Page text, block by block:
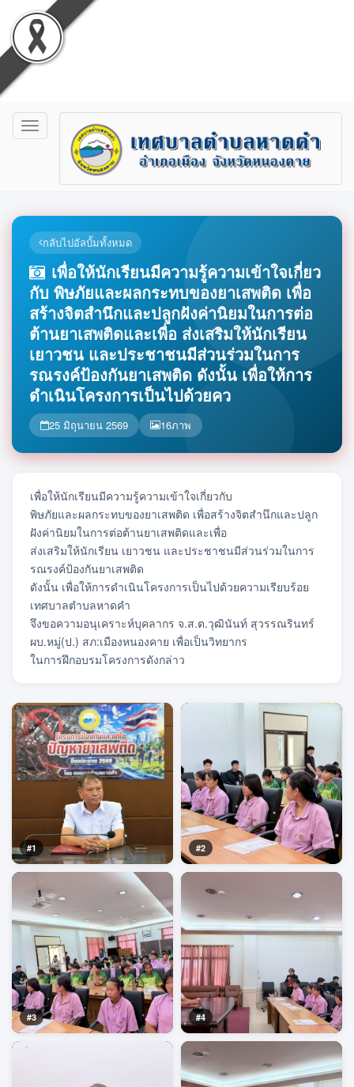
Toggle
navigation
กลับไปอัลบั้มทั้งหมด
เพื่อให้นักเรียนมีความรู้ความเข้าใจเกี่ยว
กับ พิษภัยและผลกระทบของยาเสพติด เพื่อ
สร้างจิตสำนึกและปลูกฝังค่านิยมในการต่อ
ต้านยาเสพติดและเพื่อ ส่งเสริมให้นักเรียน
เยาวชน และประชาชนมีส่วนร่วมในการ
รณรงค์ป้องกันยาเสพติด ดังนั้น เพื่อให้การ
ดำเนินโครงการเป็นไปด้วยคว
25 มิถุนายน 2569 16ภาพ
เพื่อให้นักเรียนมีความรู้ความเข้าใจเกี่ยวกับ
พิษภัยและผลกระทบของยาเสพติด เพื่อสร้างจิตสำนึกและปลูก
ฝังค่านิยมในการต่อต้านยาเสพติดและเพื่อ
ส่งเสริมให้นักเรียน เยาวชน และประชาชนมีส่วนร่วมในการ
รณรงค์ป้องกันยาเสพติด
ดังนั้น เพื่อให้การดำเนินโครงการเป็นไปด้วยความเรียบร้อย
เทศบาลตำบลหาดคำ
จึงขอความอนุเคราะห์บุคลากร จ.ส.ต.วุฒินันท์ สุวรรณรินทร์
ผบ.หมู่(ป.) สภ:เมืองหนองคาย เพื่อเป็นวิทยากร
ในการฝึกอบรมโครงการดังกล่าว
#1 #2
#3 #4